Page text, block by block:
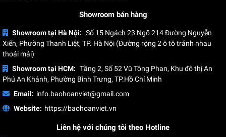
ĐỘI NGŨ NHÂN SỰ CÔNG TY
Showroom bán hàng
Showroom tại Hà Nội: Số 15 Ngách 23 Ngõ 214 Đường Nguyễn
Xiển, Phường Thanh Liệt, TP. Hà Nội (Đường rộng 2 ô tô tránh nhau
thoải mái)
Showroom tại HCM: Tầng 2, Số 52 Vũ Tông Phan, Khu đô thị An
Phú An Khánh, Phường Bình Trưng, TP.Hồ Chí Minh
Email: info.baohoanviet@gmail.com
Website: https://baohoanviet.vn
Liên hệ với chúng tôi theo Hotline